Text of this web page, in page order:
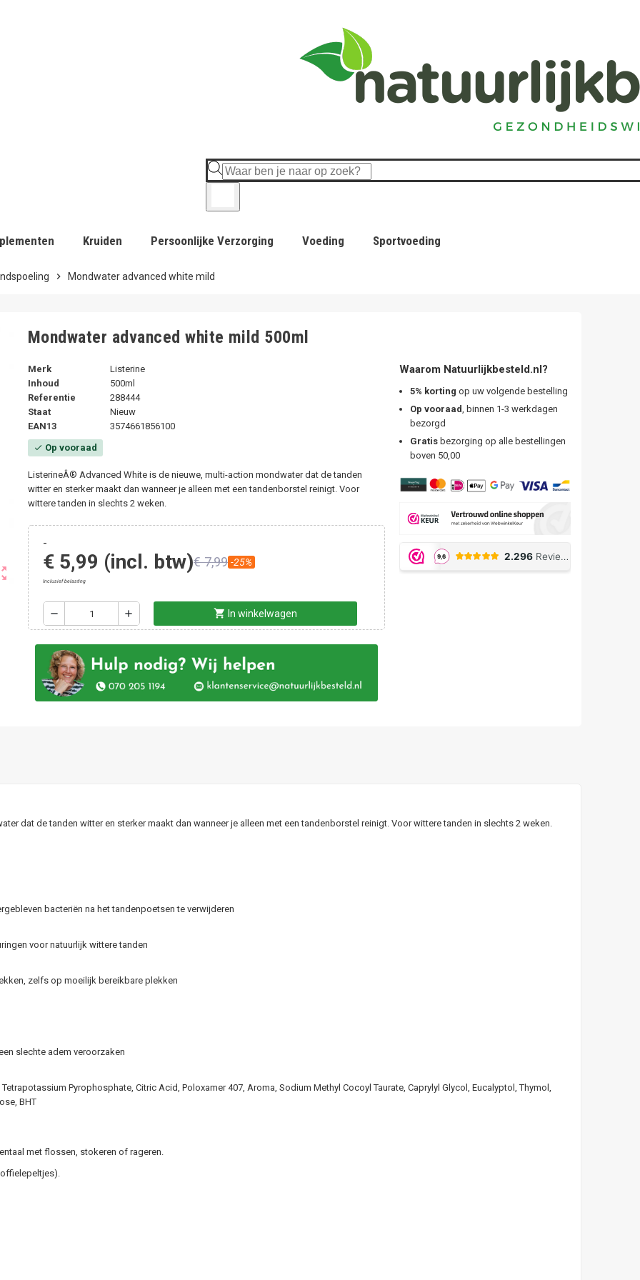
Kruiden Persoonlijke Verzorging Voeding Sportvoeding
chevron_right Mondwater advanced white mild
Mondwater advanced white mild 500ml
Merk
Listerine
Inhoud
500ml
Referentie
288444
Staat
Nieuw
EAN13
3574661856100
check Op vooraad
ListerineÂ® Advanced White is de nieuwe, multi-action mondwater dat de tanden
witter en sterker maakt dan wanneer je alleen met een tandenborstel reinigt. Voor
wittere tanden in slechts 2 weken.
-
€ 5,99 (incl. btw)€ 7,99 -25%
Inclusief belasting
remove add shopping_cart In winkelwagen
Waarom Natuurlijkbesteld.nl?
5% korting op uw volgende bestelling
Op vooraad, binnen 1-3 werkdagen
bezorgd
Gratisbezorging op alle bestellingen
boven 50,00
dat de tanden witter en sterker maakt dan wanneer je alleen met een tandenborstel reinigt. Voor wittere tanden in slechts 2 weken.
bacteriën na het tandenpoetsen te verwijderen
voor natuurlijk wittere tanden
zelfs op moeilijk bereikbare plekken
slechte adem veroorzaken
Pyrophosphate, Citric Acid, Poloxamer 407, Aroma, Sodium Methyl Cocoyl Taurate, Caprylyl Glycol, Eucalyptol, Thymol,
BHT
met flossen, stokeren of rageren.